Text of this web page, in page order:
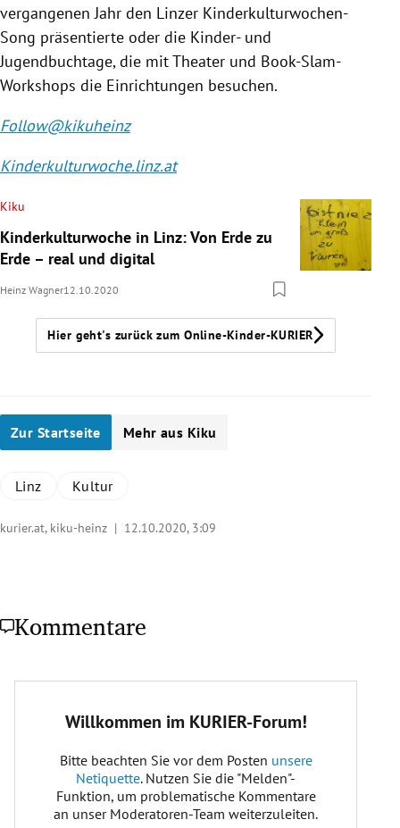
vergangenen Jahr den Linzer Kinderkulturwochen-
Song präsentierte oder die Kinder- und
Jugendbuchtage, die mit Theater und Book-Slam-
Workshops die Einrichtungen besuchen.
Follow@kikuheinz
Kinderkulturwoche.linz.at
Kiku
Kinderkulturwoche in Linz: Von Erde zu
Erde – real und digital
Heinz Wagner12.10.2020
Hier geht's zurück zum Online-Kinder-KURIER
Zur Startseite Mehr aus Kiku
Linz Kultur
kurier.at, kiku-heinz | 12.10.2020, 3:09
Kommentare